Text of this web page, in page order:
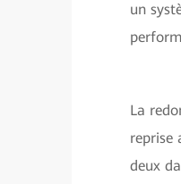
un
La
reprise
deux